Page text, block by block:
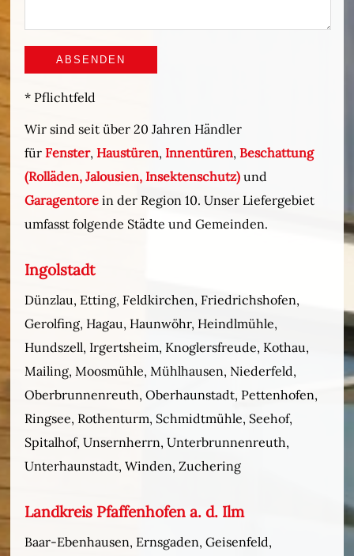
* Pflichtfeld
Wir sind seit über 20 Jahren Händler
fürFenster,Haustüren,Innentüren,Beschattung
(Rolläden, Jalousien, Insektenschutz) und
Garagentore in der Region 10. Unser Liefergebiet
umfasst folgende Städte und Gemeinden.
Ingolstadt
Dünzlau, Etting, Feldkirchen, Friedrichshofen,
Gerolfing, Hagau, Haunwöhr, Heindlmühle,
Hundszell, Irgertsheim, Knoglersfreude, Kothau,
Mailing, Moosmühle, Mühlhausen, Niederfeld,
Oberbrunnenreuth, Oberhaunstadt, Pettenhofen,
Ringsee, Rothenturm, Schmidtmühle, Seehof,
Spitalhof, Unsernherrn, Unterbrunnenreuth,
Unterhaunstadt, Winden, Zuchering
Landkreis Pfaffenhofen a. d. Ilm
Baar-Ebenhausen, Ernsgaden, Geisenfeld,